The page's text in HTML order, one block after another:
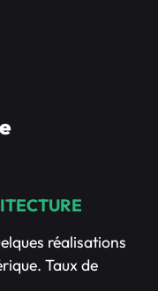
réalisations
Taux de